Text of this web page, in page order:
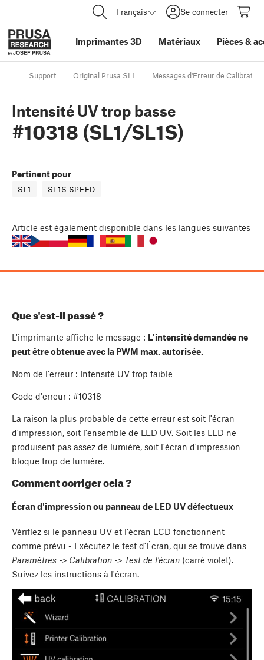
Français Se connecter
Imprimantes 3D Matériaux Pièces &
Support Original Prusa SL1 Messages d'Erreur de Calibration
Intensité UV trop basse
#10318 (SL1/SL1S)
Pertinent pour
SL1 SL1S SPEED
Article est également disponible dans les langues suivantes
Que s'est-il passé ?
L'imprimante affiche le message : L'intensité demandée ne
peut être obtenue avec la PWM max. autorisée.
Nom de l'erreur : Intensité UV trop faible
Code d'erreur : #10318
La raison la plus probable de cette erreur est soit l'écran
d'impression, soit l'ensemble de LED UV. Soit les LED ne
produisent pas assez de lumière, soit l'écran d'impression
bloque trop de lumière.
Comment corriger cela ?
Écran d'impression ou panneau de LED UV défectueux
Vérifiez si le panneau UV et l'écran LCD fonctionnent
comme prévu - Exécutez le test d'Écran, qui se trouve dans
Paramètres -> Calibration -> Test de l'écran (carré violet)
Suivez les instructions à l'écran.